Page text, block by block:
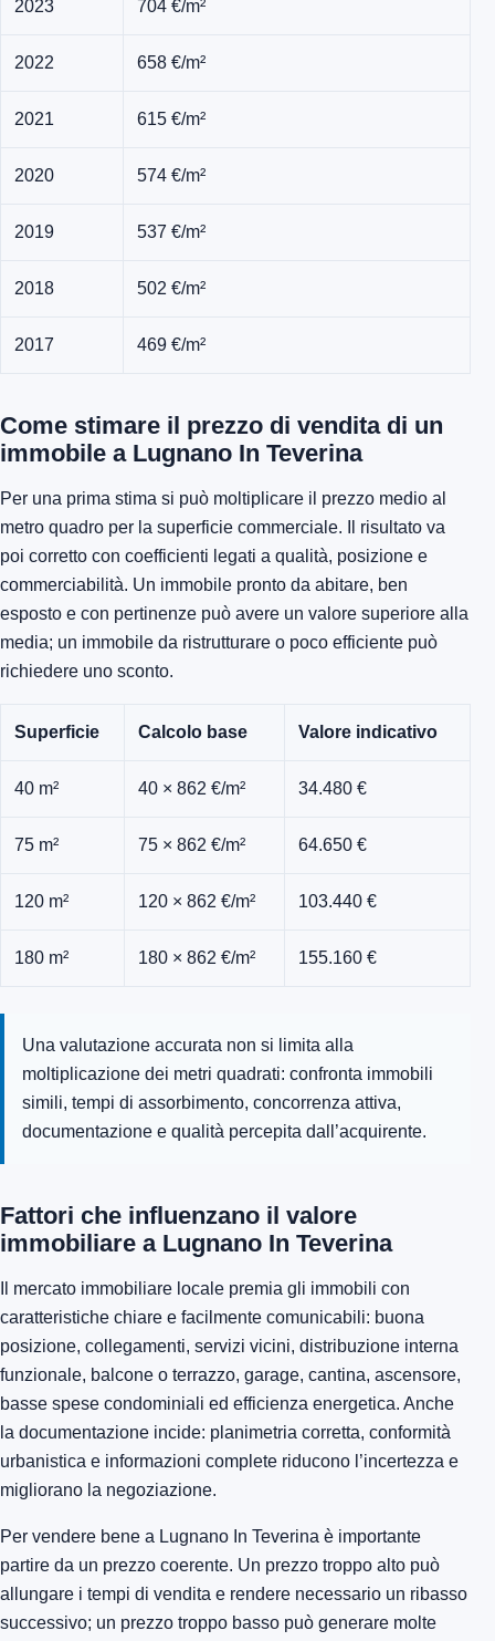
2023 704 €/m²
2022 658 €/m²
2021 615 €/m²
2020 574 €/m²
2019 537 €/m²
2018 502 €/m²
2017 469 €/m²
Come stimare il prezzo di vendita di un
immobile a Lugnano In Teverina
Per una prima stima si può moltiplicare il prezzo medio al
metro quadro per la superficie commerciale. Il risultato va
poi corretto con coefficienti legati a qualità, posizione e
commerciabilità. Un immobile pronto da abitare, ben
esposto e con pertinenze può avere un valore superiore alla
media; un immobile da ristrutturare o poco efficiente può
richiedere uno sconto.
Superficie Calcolo base Valore indicativo
40 m² 40 × 862 €/m² 34.480 €
75 m² 75 × 862 €/m² 64.650 €
120 m² 120 × 862 €/m² 103.440 €
180 m² 180 × 862 €/m² 155.160 €
Una valutazione accurata non si limita alla
moltiplicazione dei metri quadrati: confronta immobili
simili, tempi di assorbimento, concorrenza attiva,
documentazione e qualità percepita dall’acquirente.
Fattori che influenzano il valore
immobiliare a Lugnano In Teverina
Il mercato immobiliare locale premia gli immobili con
caratteristiche chiare e facilmente comunicabili: buona
posizione, collegamenti, servizi vicini, distribuzione interna
funzionale, balcone o terrazzo, garage, cantina, ascensore,
basse spese condominiali ed efficienza energetica. Anche
la documentazione incide: planimetria corretta, conformità
urbanistica e informazioni complete riducono l’incertezza e
migliorano la negoziazione.
Per vendere bene a Lugnano In Teverina è importante
partire da un prezzo coerente. Un prezzo troppo alto può
allungare i tempi di vendita e rendere necessario un ribasso
successivo; un prezzo troppo basso può generare molte